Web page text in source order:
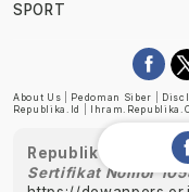
SPORT
About Us Pedoman Siber
Republika.id
Republika telah
Sertifikat Nomor